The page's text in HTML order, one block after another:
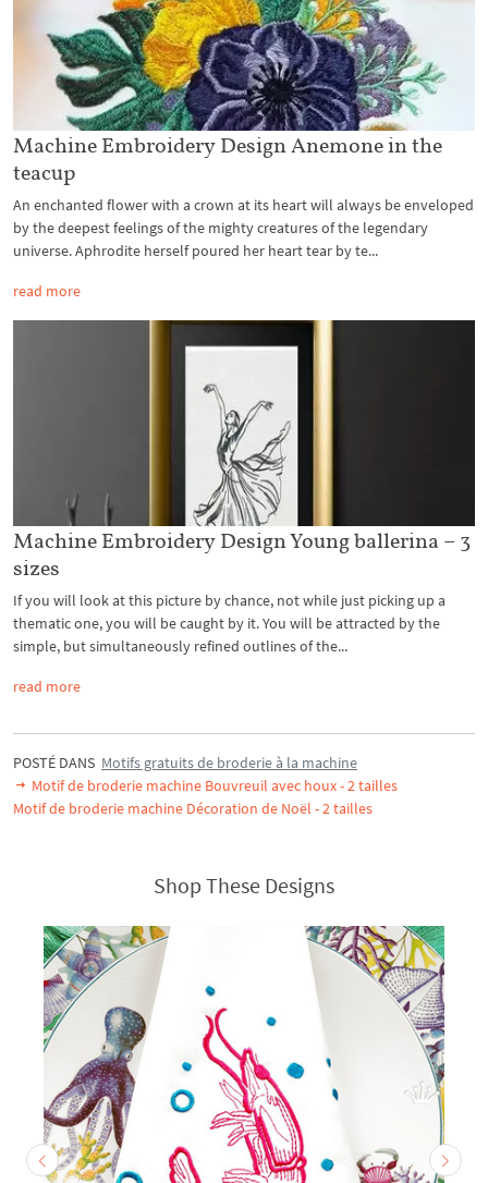
Machine Embroidery Design Anemone in the
teacup
An enchanted flower with a crown at its heart will always be enveloped
by the deepest feelings of the mighty creatures of the legendary
universe. Aphrodite herself poured her heart tear by te...
read more
Machine Embroidery Design Young ballerina – 3
sizes
If you will look at this picture by chance, not while just picking up a
thematic one, you will be caught by it. You will be attracted by the
simple, but simultaneously refined outlines of the...
read more
POSTÉ DANS Motifs gratuits de broderie à la machine
Motif de broderie machine Bouvreuil avec houx - 2 tailles
Motif de broderie machine Décoration de Noël - 2 tailles
Shop These Designs